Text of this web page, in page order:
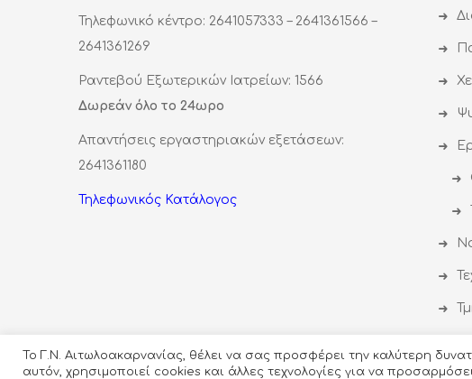
Τηλεφωνικό κέντρο: 2641057333 – 2641361566 –
2641361269
Ραντεβού Εξωτερικών Ιατρείων: 1566
Δωρεάν όλο το 24ωρο
Απαντήσεις εργαστηριακών εξετάσεων:
2641361180
Τηλεφωνικός Κατάλογος
Το Γ.Ν. Αιτωλοακαρνανίας, θέλει να σας προσφέρει την καλύτερη
αυτόν, χρησιμοποιεί cookies και άλλες τεχνολογίες για να